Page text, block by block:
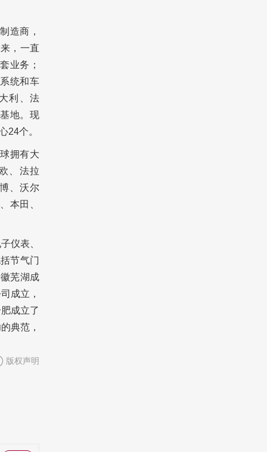
造商，
，一直
业务；
统和车
利、法
地。现
24个。
拥有大
、法拉
、沃尔
本田、
仪表、
节气门
芜湖成
成立，
成立了
典范，
版权声明